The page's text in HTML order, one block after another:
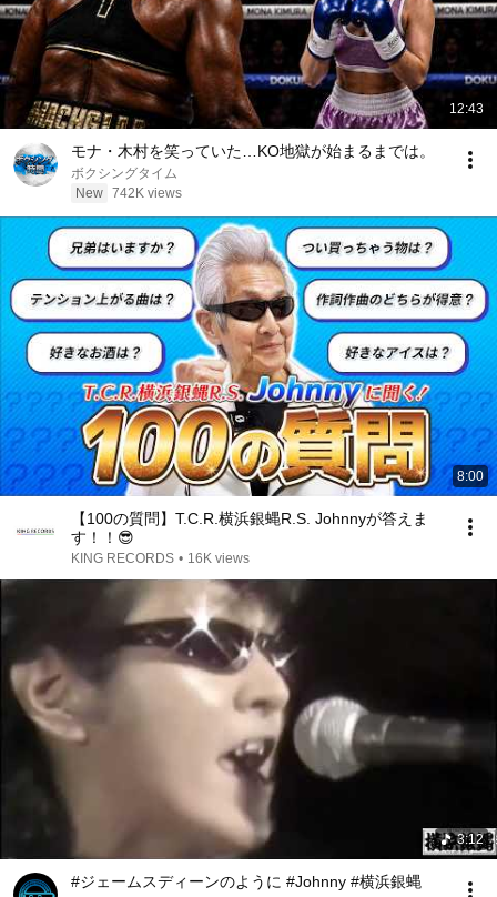
12:43
モナ・木村を笑っていた…KO地獄が始まるまでは。
ボクシングタイム
New 742K views
8:00
【100の質問】T.C.R.横浜銀蝿R.S. Johnnyが答えま
す！！😎
KING RECORDS • 16K views
3:12
#ジェームスディーンのように #Johnny #横浜銀蝿